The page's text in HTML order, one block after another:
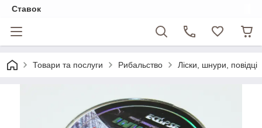
Ставок
Товари та послуги Рибальство Ліски, шнури, повідці